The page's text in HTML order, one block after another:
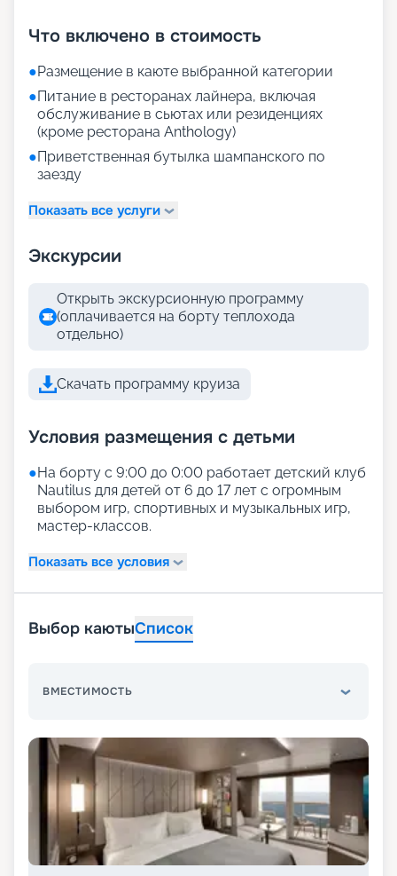
Что включено в стоимость
●Размещение в каюте выбранной категории
●Питание в ресторанах лайнера, включая
обслуживание в сьютах или резиденциях
(кроме ресторана Anthology)
●Приветственная бутылка шампанского по
заезду
Показать все услуги
Экскурсии
Открыть экскурсионную программу
(оплачивается на борту теплохода
отдельно)
Скачать программу круиза
Условия размещения с детьми
●На борту с 9:00 до 0:00 работает детский клуб
Nautilus для детей от 6 до 17 лет с огромным
выбором игр, спортивных и музыкальных игр,
мастер-классов.
Показать все условия
Выбор каютыСписок
ВМЕСТИМОСТЬ